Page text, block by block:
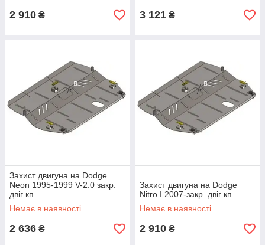
2 910 ₴ 3 121 ₴
Захист двигуна на Dodge
Neon 1995-1999 V-2.0 закр.
двіг кп
Немає в наявності
2 636 ₴
Захист двигуна на Dodge
Nitro I 2007-закр. двіг кп
Немає в наявності
2 910 ₴